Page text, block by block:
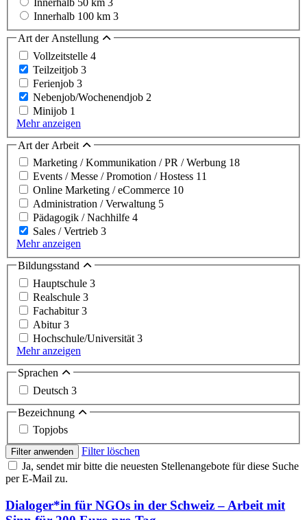
Innerhalb 50 km 3
Innerhalb 100 km 3
Art der Anstellung
Vollzeitstelle 4
Teilzeitjob 3
Ferienjob 3
Nebenjob/Wochenendjob 2
Minijob 1
Mehr anzeigen
Art der Arbeit
Marketing / Kommunikation / PR / Werbung 18
Events / Messe / Promotion / Hostess 11
Online Marketing / eCommerce 10
Administration / Verwaltung 5
Pädagogik / Nachhilfe 4
Sales / Vertrieb 3
Mehr anzeigen
Bildungsstand
Hauptschule 3
Realschule 3
Fachabitur3
Abitur3
Hochschule/Universität 3
Mehr anzeigen
Sprachen
Deutsch 3
Bezeichnung
Topjobs
Filter anwenden
Filter löschen
Ja, sendet mir bitte die neuesten Stellenangebote für diese Suche
per E-Mail zu.
Dialoger*in für NGOs in der Schweiz – Arbeit mit